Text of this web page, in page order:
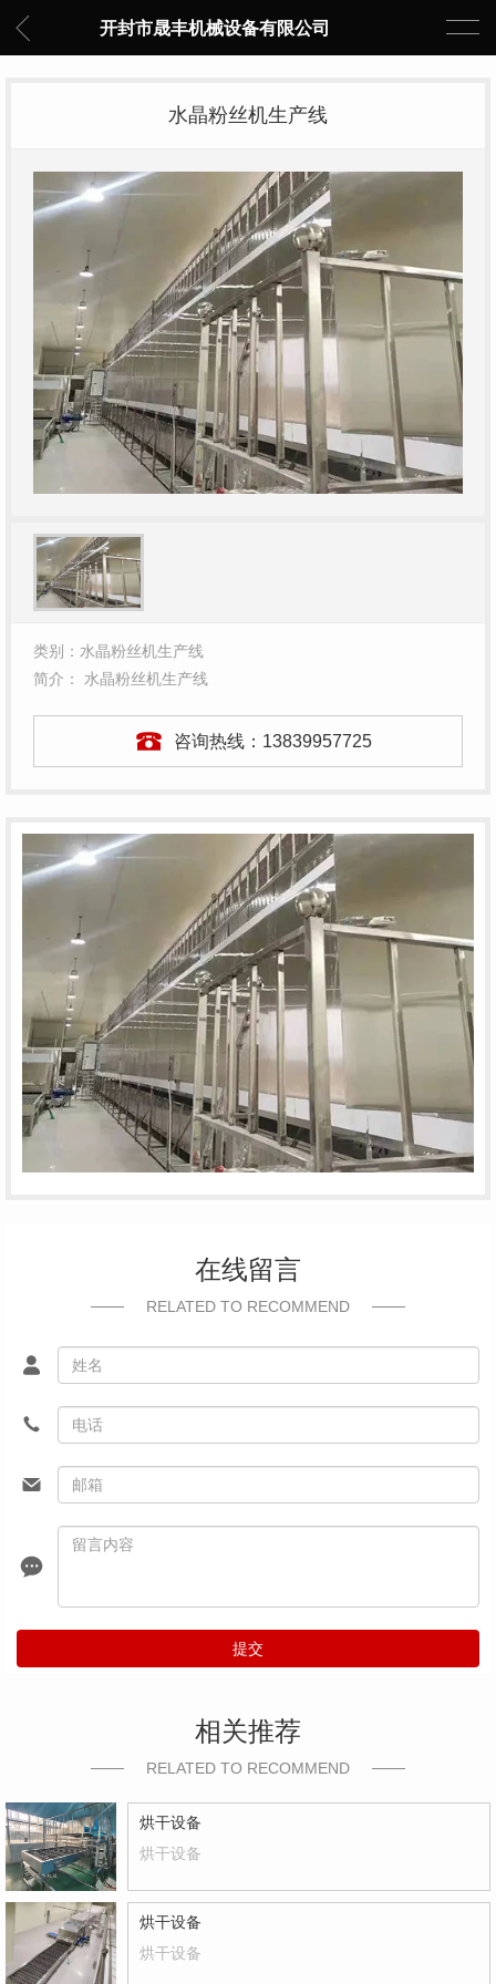
开封市晟丰机械设备有限公司
水晶粉丝机生产线
类别：水晶粉丝机生产线
简介： 水晶粉丝机生产线
咨询热线： 13839957725
在线留言
RELATED TO RECOMMEND
提交
相关推荐
RELATED TO RECOMMEND
烘干设备
烘干设备
烘干设备
烘干设备